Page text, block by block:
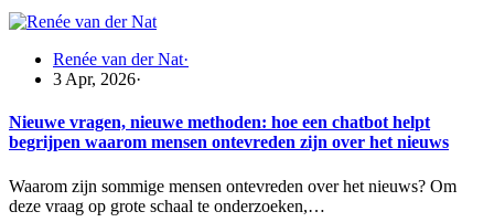
Renée van der Nat·
3 Apr, 2026·
Nieuwe vragen, nieuwe methoden: hoe een chatbot helpt
begrijpen waarom mensen ontevreden zijn over het nieuws
Waarom zijn sommige mensen ontevreden over het nieuws? Om
deze vraag op grote schaal te onderzoeken,…